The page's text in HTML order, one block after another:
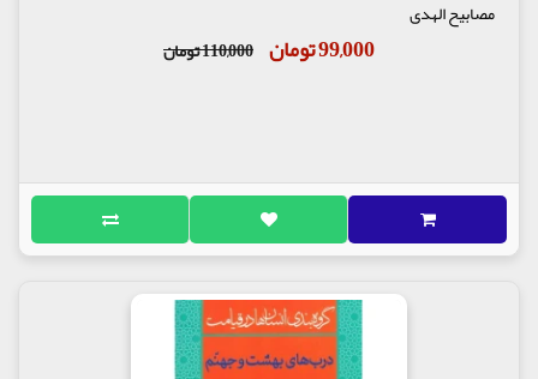
مصابیح الهدی
99,000 تومان 110,000 تومان